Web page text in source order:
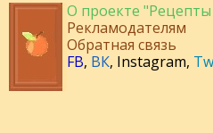
О проекте
Рекламодателям
Обратная связь
FB, ВК, Instagram,